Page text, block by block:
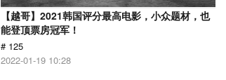
【越哥】2021韩国评分最高电影，小众题材，也
能登顶票房冠军！
# 125
2022-01-19 10:28